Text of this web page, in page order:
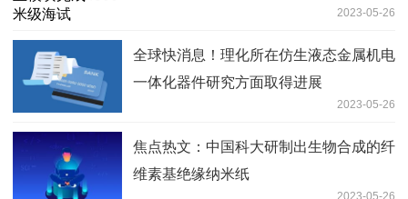
2023-05-26
全球快消息！理化所在仿生液态金属机电
一体化器件研究方面取得进展
2023-05-26
焦点热文：中国科大研制出生物合成的纤
维素基绝缘纳米纸
2023-05-26